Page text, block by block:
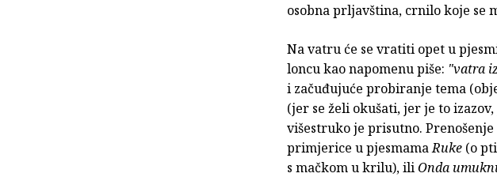
osobna prljavština, crnilo koje se
Na vatru će se vratiti opet u
loncu kao napomenu piše: "vatra
i začuđujuće probiranje tema
(jer se želi okušati, jer je to
višestruko je prisutno.
primjerice u pjesmamaRuke (o
s mačkom u krilu), iliOnda